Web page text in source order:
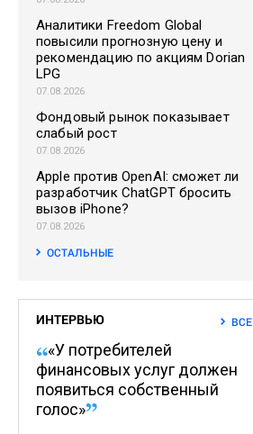
Аналитики Freedom Global
повысили прогнозную цену и
рекомендацию по акциям Dorian
LPG
07.08.2026
Фондовый рынок показывает
слабый рост
07.08.2026
Apple против OpenAI: сможет ли
разработчик ChatGPT бросить
вызов iPhone?
07.08.2026
ОСТАЛЬНЫЕ
ИНТЕРВЬЮ ВСЕ
«У потребителей
финансовых услуг должен
появиться собственный
голос»